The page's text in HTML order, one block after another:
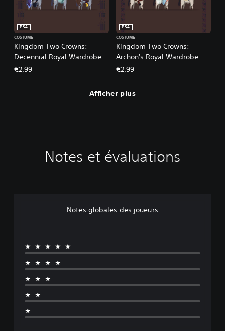
Kingdom Two Crowns:
Decennial Royal Wardrobe
PS4
COSTUME
€2,99
Kingdom Two Crowns:
Archon's Royal Wardrobe
PS4
COSTUME
€2,99
Afficher plus
Notes et évaluations
Notes globales des joueurs
★★★★★
★★★★
★★★
★★
★